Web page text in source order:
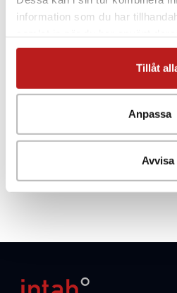
information som du har
Tillåt
Anpassa
Avvisa